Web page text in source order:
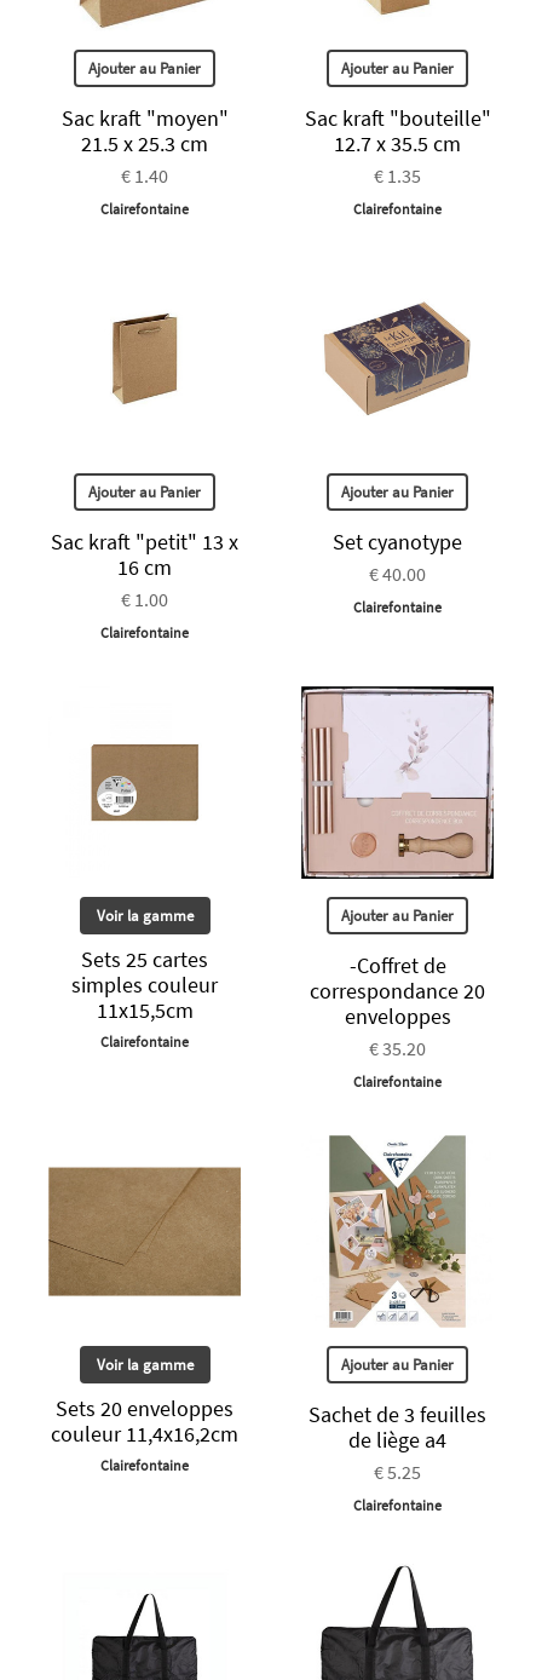
Ajouter au Panier
Sac kraft "moyen"
21.5 x 25.3 cm
€ 1.40
Clairefontaine
Ajouter au Panier
Sac kraft "bouteille"
12.7 x 35.5 cm
€ 1.35
Clairefontaine
Ajouter au Panier
Sac kraft "petit" 13 x
16 cm
€ 1.00
Clairefontaine
Ajouter au Panier
Set cyanotype
€ 40.00
Clairefontaine
Voir la gamme
Sets 25 cartes
simples couleur
11x15,5cm
Clairefontaine
Ajouter au Panier
-Coffret de
correspondance 20
enveloppes
€ 35.20
Clairefontaine
Voir la gamme
Sets 20 enveloppes
couleur 11,4x16,2cm
Clairefontaine
Ajouter au Panier
Sachet de 3 feuilles
de liège a4
€ 5.25
Clairefontaine